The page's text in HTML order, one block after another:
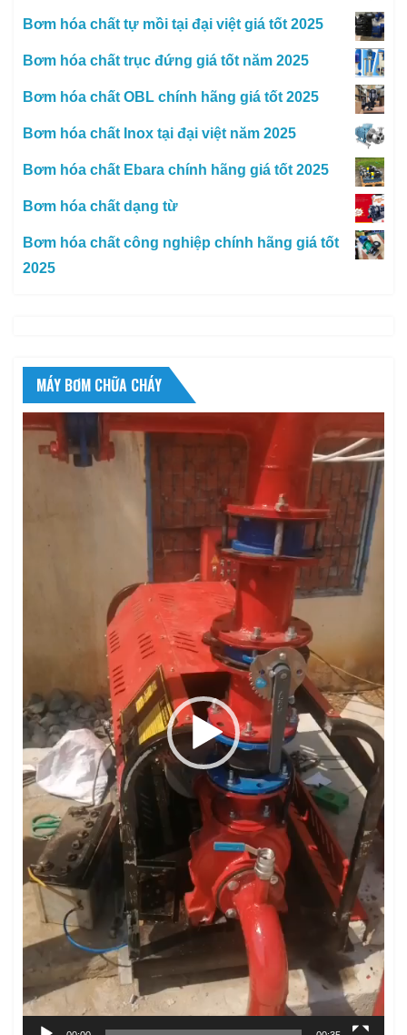
Bơm hóa chất tự mồi tại đại việt giá tốt 2025
Bơm hóa chất trục đứng giá tốt năm 2025
Bơm hóa chất OBL chính hãng giá tốt 2025
Bơm hóa chất Inox tại đại việt năm 2025
Bơm hóa chất Ebara chính hãng giá tốt 2025
Bơm hóa chất dạng từ
Bơm hóa chất công nghiệp chính hãng giá tốt
2025
MÁY BƠM CHỮA CHÁY
Trình
chơi